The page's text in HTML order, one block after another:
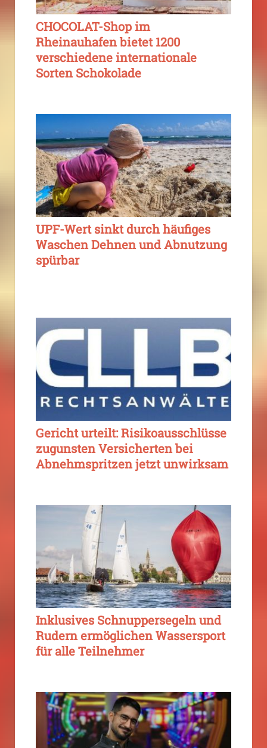
CHOCOLAT-Shop im
Rheinauhafen bietet 1200
verschiedene internationale
Sorten Schokolade
UPF-Wert sinkt durch häufiges
Waschen Dehnen und Abnutzung
spürbar
Gericht urteilt: Risikoausschlüsse
zugunsten Versicherten bei
Abnehmspritzen jetzt unwirksam
Inklusives Schnuppersegeln und
Rudern ermöglichen Wassersport
für alle Teilnehmer